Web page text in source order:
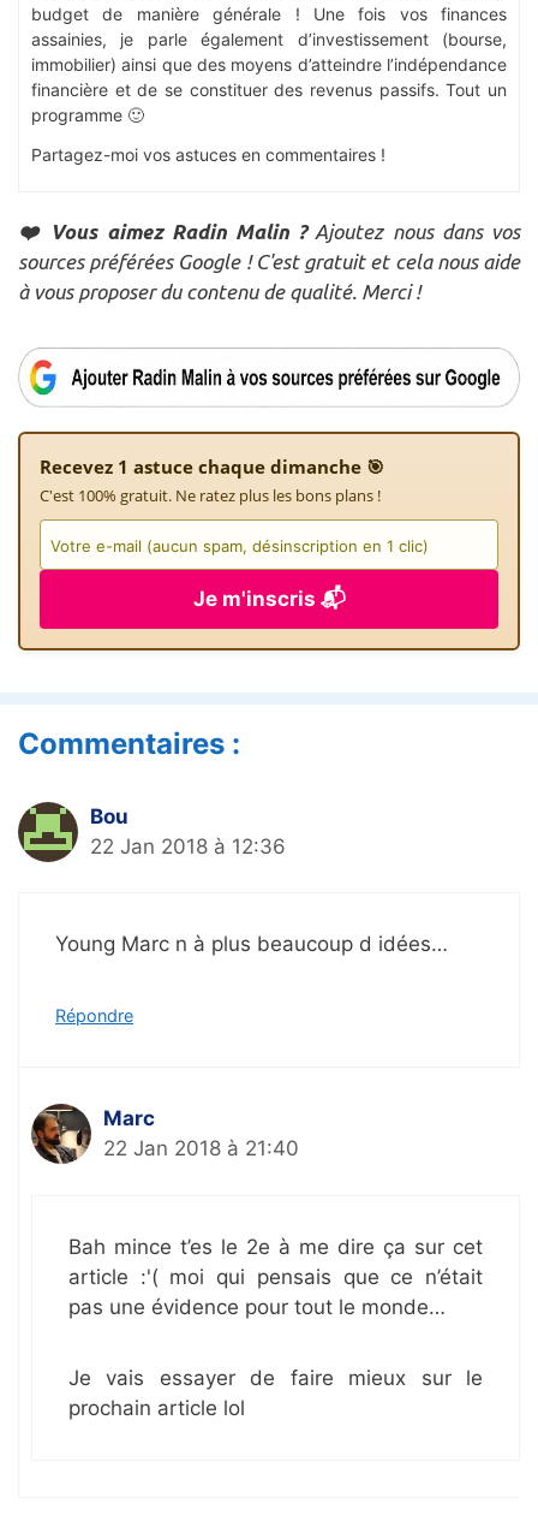
budget de manière générale ! Une fois vos finances
assainies, je parle également d’investissement (bourse,
immobilier) ainsi que des moyens d’atteindre l’indépendance
financière et de se constituer des revenus passifs. Tout un
programme 🙂
Partagez-moi vos astuces en commentaires !
❤️ Vous aimez Radin Malin ?Ajoutez nous dans vos
sources préférées Google ! C'est gratuit et cela nous aide
à vous proposer du contenu de qualité. Merci !
Recevez 1 astuce chaque dimanche 🎯
C'est 100% gratuit. Ne ratez plus les bons plans !
Je m'inscris 📬
Commentaires :
Bou
22 Jan 2018 à 12:36
Young Marc n à plus beaucoup d idées…
Répondre
Marc
22 Jan 2018 à 21:40
Bah mince t’es le 2e à me dire ça sur cet
article :'( moi qui pensais que ce n’était
pas une évidence pour tout le monde…
Je vais essayer de faire mieux sur le
prochain article lol